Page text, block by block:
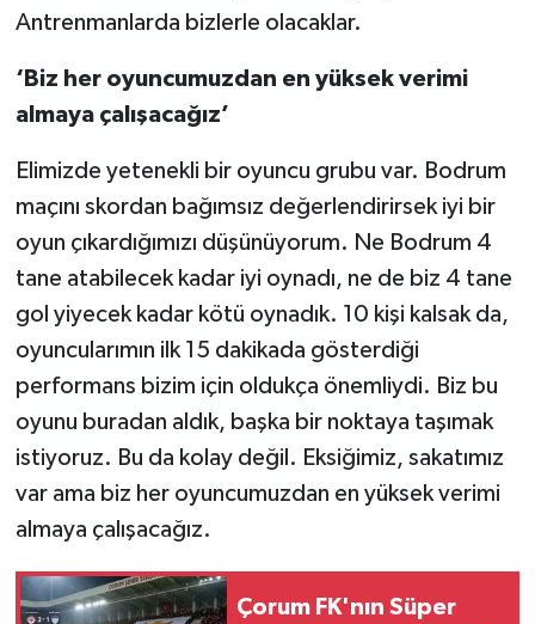
Antrenmanlarda bizlerle olacaklar.
‘Biz her oyuncumuzdan en yüksek verimi
almaya çalışacağız’
Elimizde yetenekli bir oyuncu grubu var. Bodrum
maçını skordan bağımsız değerlendirirsek iyi bir
oyun çıkardığımızı düşünüyorum. Ne Bodrum 4
tane atabilecek kadar iyi oynadı, ne de biz 4 tane
gol yiyecek kadar kötü oynadık. 10 kişi kalsak da,
oyuncularımın ilk 15 dakikada gösterdiği
performans bizim için oldukça önemliydi. Biz bu
oyunu buradan aldık, başka bir noktaya taşımak
istiyoruz. Bu da kolay değil. Eksiğimiz, sakatımız
var ama biz her oyuncumuzdan en yüksek verimi
almaya çalışacağız.
Çorum FK'nın Süper